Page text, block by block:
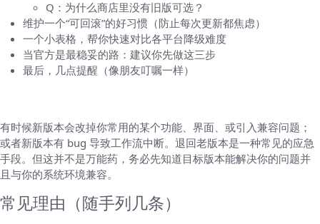
Q：为什么商店里没有旧版可选？
维护一个“可回滚”的好习惯（防止每次更新都焦虑）
一个小表格，帮你快速对比各平台降级难度
当官方是最稳妥的路：建议你先做这三步
最后，几点提醒（像朋友叮嘱一样）
有时候新版本会改掉你常用的某个功能、界面、或引入兼容问题；
或者新版本有 bug 导致工作流中断。退回老版本是一种常见的应急
手段。但这并不是万能药，务必先知道目标版本能解决你的问题并
且与你的系统环境兼容。
常见理由（随手列几条）